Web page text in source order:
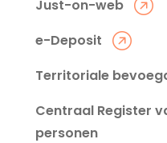
Just-on-web
e-Deposit
Territoriale
Centraal Register
personen